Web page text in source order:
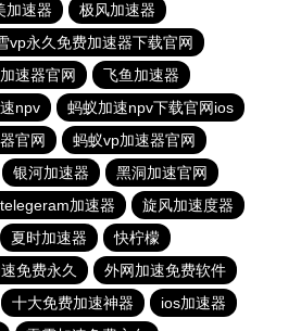
加速器
极风加速器
vp永久免费加速器下载官网
速器官网
飞鱼加速器
npv
蚂蚁加速npv下载官网ios
官网
蚂蚁vp加速器官网
银河加速器
黑洞加速官网
加速器
旋风加速度器
夏时加速器
快柠檬
免费永久
外网加速免费软件
十大免费加速神器
ios加速器